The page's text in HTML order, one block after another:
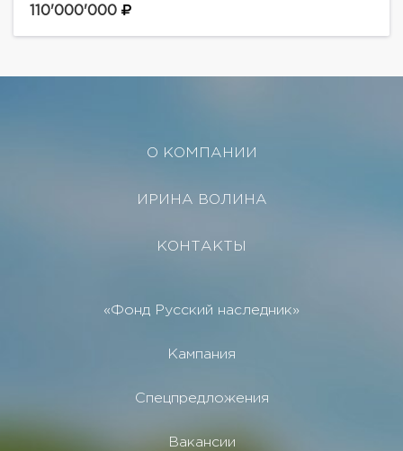
приватность и атмосфера настоящей загородной
110'000'000
О КОМПАНИИ
ИРИНА ВОЛИНА
КОНТАКТЫ
«Фонд Русский наследник»
Кампания
Спецпредложения
Вакансии